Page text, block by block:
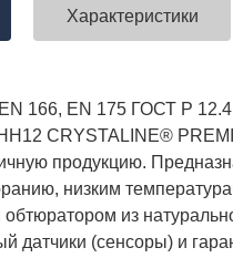
Униформа
Характеристики
166, EN 175 ГОСТ Р
CRYSTALINE®
продукцию.
низким
из
датчики (сенсоры) и